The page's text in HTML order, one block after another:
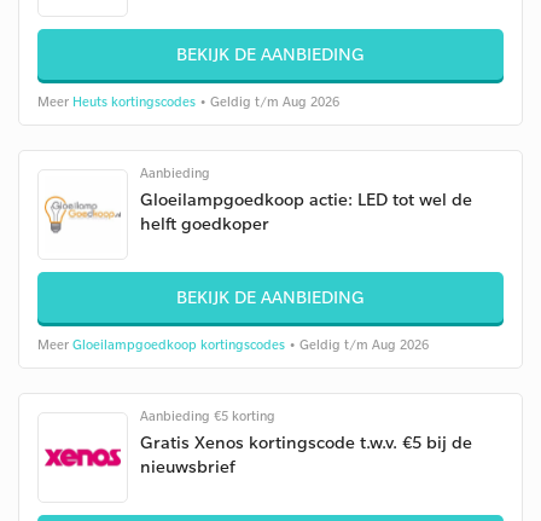
BEKIJK DE AANBIEDING
Meer Heuts kortingscodes • Geldig t/m Aug 2026
Aanbieding
Gloeilampgoedkoop actie: LED tot wel de
helft goedkoper
BEKIJK DE AANBIEDING
Meer Gloeilampgoedkoop kortingscodes • Geldig t/m Aug 2026
Aanbieding €5 korting
Gratis Xenos kortingscode t.w.v. €5 bij de
nieuwsbrief